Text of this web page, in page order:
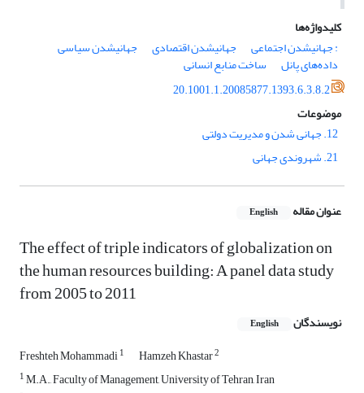
کلیدواژه‌ها
: جهانی‎شدن اجتماعی
جهانی‎شدن اقتصادی جهانی‎شدن سیاسی
داده‌های پانل
ساخت منابع انسانی
20.1001.1.20085877.1393.6.3.8.2
موضوعات
12. جهانی شدن و مدیریت دولتی
21. شهروندی جهانی
عنوان مقاله English
The effect of triple indicators of globalization on
the human resources building: A panel data study
from 2005 to 2011
نویسندگان English
Freshteh Mohammadi1 Hamzeh Khastar2
1M.A., Faculty of Management, University of Tehran, Iran